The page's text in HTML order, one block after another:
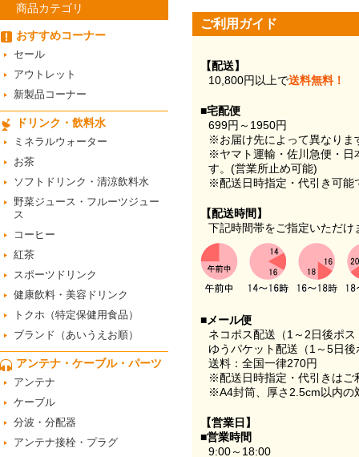
ご利用ガイド
【配送】
10,800円以上で送料無料！
■宅配便
699円～1950円
※お届け先によって異なりま
※ヤマト運輸・佐川急便・日
す。(営業所止め可能)
※配送日時指定・代引き可能
【配送時間】
下記時間帯をご指定いただけ
■メール便
ネコポス配送（1～2日後ポ
ゆうパケット配送（1～5日
送料：全国一律270円
※配送日時指定・代引きはご
※A4封筒、厚さ2.5cm以内の
【営業日】
■営業時間
9:00～18:00
商品カテゴリ
おすすめコーナー
セール
アウトレット
新製品コーナー
ドリンク・飲料水
ミネラルウォーター
お茶
ソフトドリンク・清涼飲料水
野菜ジュース・フルーツジュー
ス
コーヒー
紅茶
スポーツドリンク
健康飲料・美容ドリンク
トクホ（特定保健用食品）
ブランド（あいうえお順）
アンテナ・ケーブル・パーツ
アンテナ
ケーブル
分波・分配器
アンテナ接栓・プラグ